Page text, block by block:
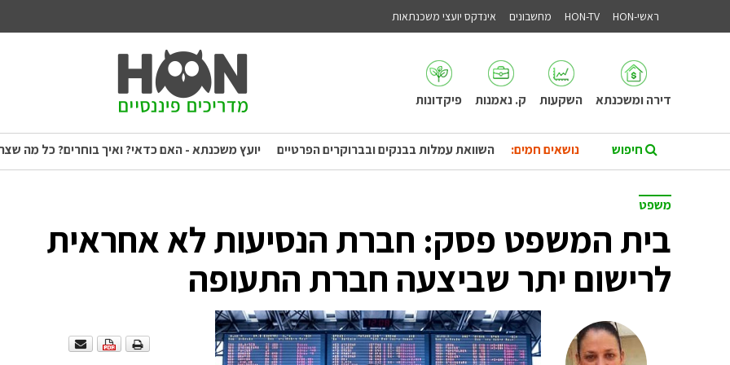
ראשי-HON HON-TV מחשבונים אינדקס יועצי משכנתאות
דירה ומשכנתא השקעות ק. נאמנות פיקדונות
נושאים חמים: השוואת עמלות בבנקים ובברוקרים הפרטיים יועץ משכנתא - האם כדאי? ואיך בוחרים? כל מה
משפט
בית המשפט פסק: חברת הנסיעות לא אחראית
לרישום יתר שביצעה חברת התעופה